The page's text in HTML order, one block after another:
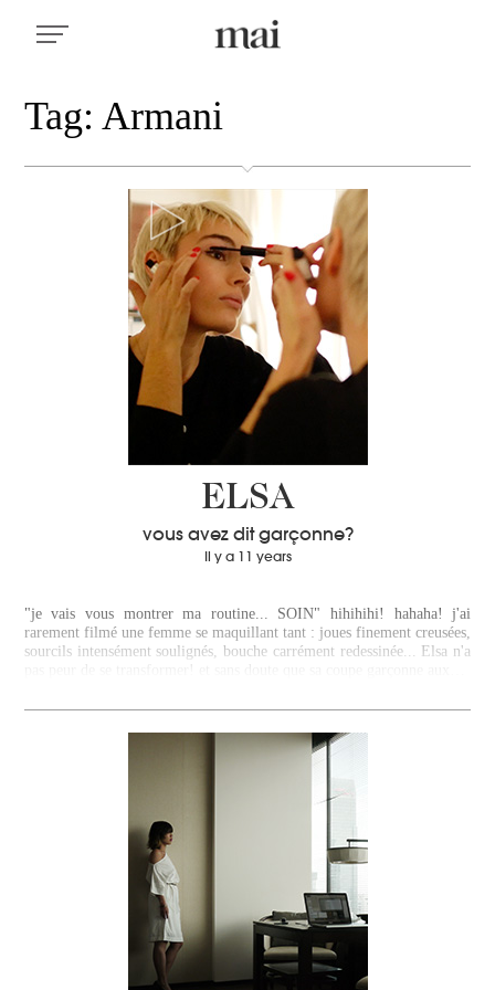
Tag: Armani
ELSA
vous avez dit garçonne?
Il y a 11 years
"je vais vous montrer ma routine... SOIN" hihihihi! hahaha! j'ai
rarement filmé une femme se maquillant tant : joues finement creusées,
sourcils intensément soulignés, bouche carrément redessinée... Elsa n'a